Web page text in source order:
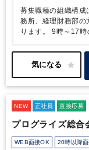
募集職種の組織構
務所、経理財務部の
ります。
9時～17時
前職でハードワー
ておりますので、
けるなど柔軟な対
NEW 正社員 直接応募
プログライズ総合
WEB面接OK 20時以降